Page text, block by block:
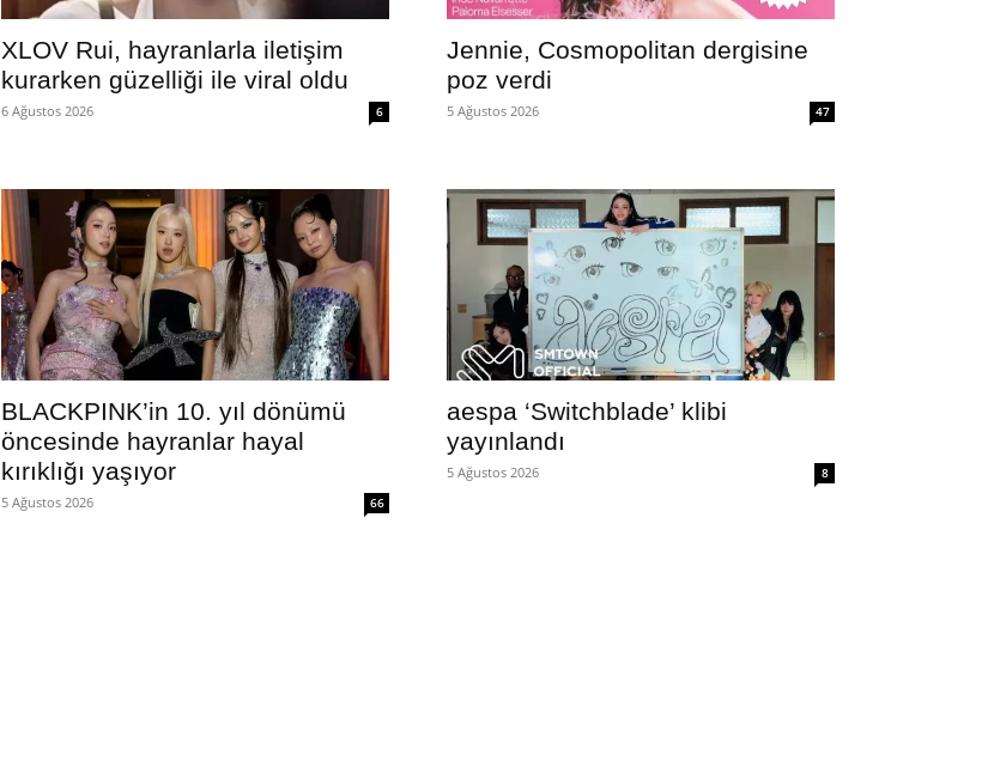
XLOV Rui, hayranlarla iletişim
kurarken güzelliği ile viral oldu
6 Ağustos 2026 6
Jennie, Cosmopolitan dergisine
poz verdi
5 Ağustos 2026 47
BLACKPINK’in 10. yıl dönümü
öncesinde hayranlar hayal
kırıklığı yaşıyor
5 Ağustos 2026 66
aespa ‘Switchblade’ klibi
yayınlandı
5 Ağustos 2026 8